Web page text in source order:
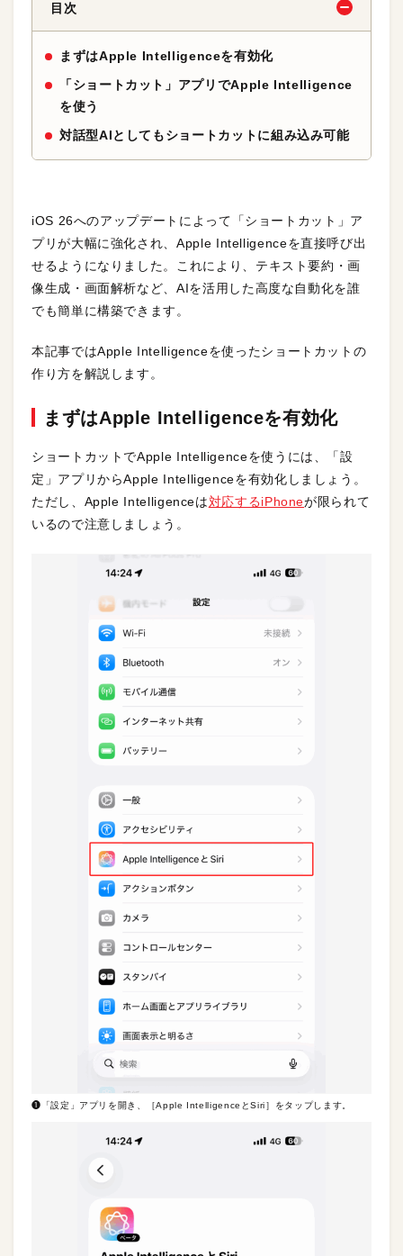
目次
まずはApple Intelligenceを有効化
「ショートカット」アプリでApple Intelligence
を使う
対話型AIとしてもショートカットに組み込み可能
iOS 26へのアップデートによって「ショートカット」ア
プリが大幅に強化され、Apple Intelligenceを直接呼び出
せるようになりました。これにより、テキスト要約・画
像生成・画面解析など、AIを活用した高度な自動化を誰
でも簡単に構築できます。
本記事ではApple Intelligenceを使ったショートカットの
作り方を解説します。
まずはApple Intelligenceを有効化
ショートカットでApple Intelligenceを使うには、「設
定」アプリからApple Intelligenceを有効化しましょう。
ただし、Apple Intelligenceは対応するiPhoneが限られて
いるので注意しましょう。
❶「設定」アプリを開き、［Apple IntelligenceとSiri］をタップします。